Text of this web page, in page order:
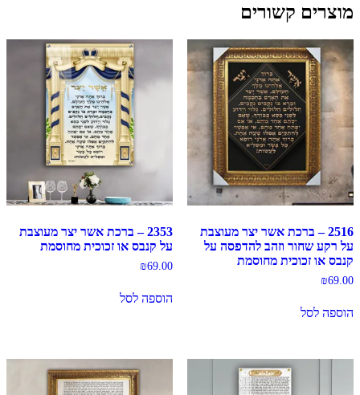
מוצרים קשורים
2516 – ברכת אשר יצר מעוצבת
על רקע שחור וזהב להדפסה על
קנבס או זכוכית מחוסמת
₪69.00
הוספה לסל
2353 – ברכת אשר יצר מעוצבת
על קנבס או זכוכית מחוסמת
₪69.00
הוספה לסל